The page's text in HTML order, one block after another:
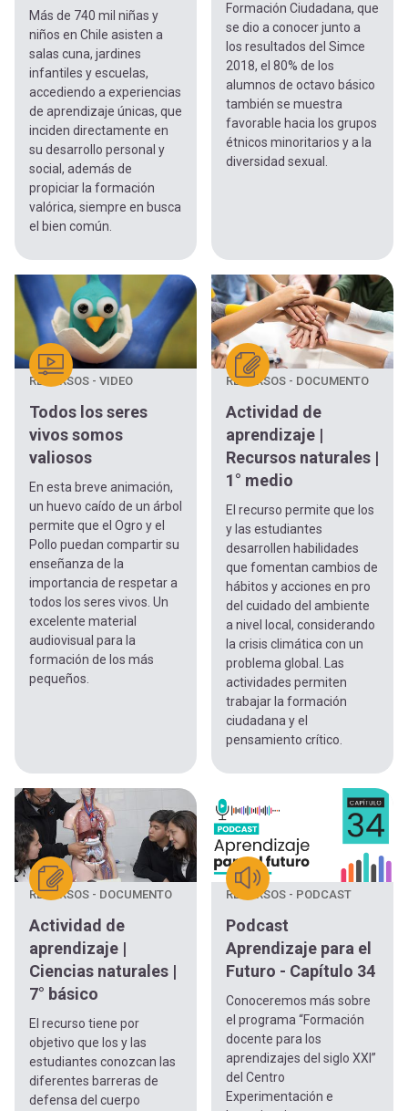
Más de 740 mil niñas y
niños en Chile asisten a
salas cuna, jardines
infantiles y escuelas,
accediendo a experiencias
de aprendizaje únicas, que
inciden directamente en
su desarrollo personal y
social, además de
propiciar la formación
valórica, siempre en busca
el bien común.
Formación Ciudadana, que
se dio a conocer junto a
los resultados del Simce
2018, el 80% de los
alumnos de octavo básico
también se muestra
favorable hacia los grupos
étnicos minoritarios y a la
diversidad sexual.
RECURSOS - VIDEO
Todos los seres
vivos somos
valiosos
En esta breve animación,
un huevo caído de un árbol
permite que el Ogro y el
Pollo puedan compartir su
enseñanza de la
importancia de respetar a
todos los seres vivos. Un
excelente material
audiovisual para la
formación de los más
pequeños.
RECURSOS - DOCUMENTO
Actividad de
aprendizaje |
Recursos naturales |
1° medio
El recurso permite que los
y las estudiantes
desarrollen habilidades
que fomentan cambios de
hábitos y acciones en pro
del cuidado del ambiente
a nivel local, considerando
la crisis climática con un
problema global. Las
actividades permiten
trabajar la formación
ciudadana y el
pensamiento crítico.
RECURSOS - DOCUMENTO
Actividad de
aprendizaje |
Ciencias naturales |
7° básico
El recurso tiene por
objetivo que los y las
estudiantes conozcan las
diferentes barreras de
defensa del cuerpo
RECURSOS - PODCAST
Podcast
Aprendizaje para el
Futuro - Capítulo 34
Conoceremos más sobre
el programa “Formación
docente para los
aprendizajes del siglo XXI”
del Centro
Experimentación e